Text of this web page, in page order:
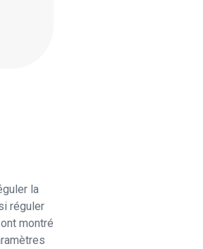
la
réguler
ont montré